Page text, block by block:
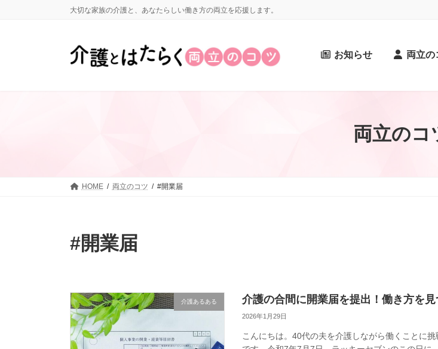
大切な家族の介護と、あなたらしい働き方の両立を応援します。
お知らせ 両立の
両立のコ
HOME 両立のコツ #開業届
#開業届
介護あるある 介護の合間に開業届を提出！働き方を見
2026年1月29日
こんにちは。40代の夫を介護しながら働くことに挑